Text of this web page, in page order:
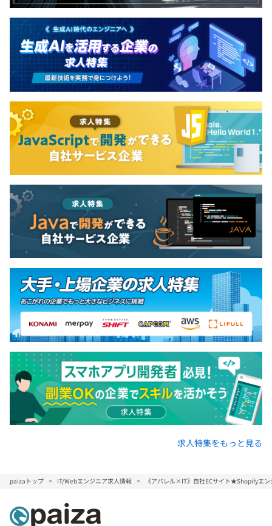
求人特集をもっと見る
paizaトップ IT/Webエンジニア求人情報 《アパレル×IT》自社ECサイト★Shopifyエ